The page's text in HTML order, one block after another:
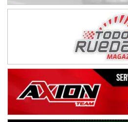
Gral. E. Godoy (Río Negro)
CSK - F7
Juventud Unida (Tierra)